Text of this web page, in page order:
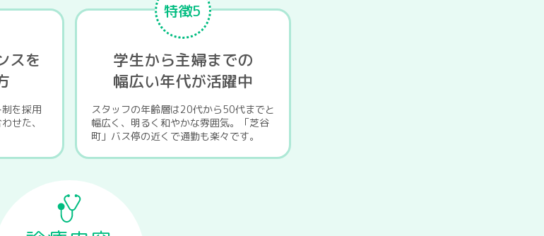
スを
を採用
せた、
特徴5
学生から主婦までの
幅広い年代が活躍中
スタッフの年齢層は20代から50代までと
幅広く、明るく和やかな雰囲気。「芝谷
町」バス停の近くで通勤も楽々です。